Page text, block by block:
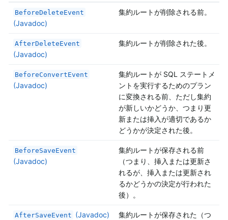
BeforeDeleteEvent
(Javadoc)
集約ルートが削除される前。
AfterDeleteEvent
(Javadoc)
集約ルートが削除された後。
BeforeConvertEvent
(Javadoc)
集約ルートが SQL ステートメ
ントを実行するためのプラン
に変換される前、ただし集約
が新しいかどうか、つまり更
新または挿入が適切であるか
どうかが決定された後。
BeforeSaveEvent
(Javadoc)
集約ルートが保存される前
（つまり、挿入または更新さ
れるが、挿入または更新され
るかどうかの決定が行われた
後）。
AfterSaveEvent (Javadoc) 集約ルートが保存された（つ